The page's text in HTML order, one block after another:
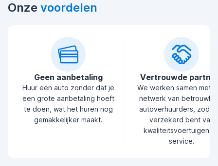
Onze voordelen
Geen aanbetaling
Huur een auto zonder dat je
een grote aanbetaling hoeft
te doen, wat het huren nog
gemakkelijker maakt.
Vertrouwde
We werken samen met
netwerk van
autoverhuurders, zodat
verzekerd bent van
kwaliteitsvoertuigen
service.